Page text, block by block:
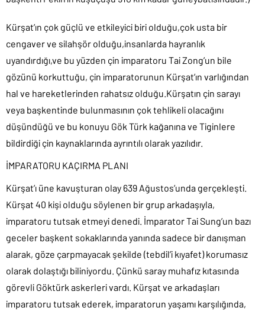
Kürşat’ın çok güçlü ve etkileyici biri olduğu,çok usta bir
cengaver ve silahşör olduğu,insanlarda hayranlık
uyandırdığı,ve bu yüzden çin imparatoru Tai Zong’un bile
gözünü korkuttuğu, çin imparatorunun Kürşat’ın varlığından
hal ve hareketlerinden rahatsız olduğu.Kürşatın çin sarayı
veya başkentinde bulunmasının çok tehlikeli olacağını
düşündüğü ve bu konuyu Gök Türk kağanına ve Tiginlere
bildirdiği çin kaynaklarında ayrıntılı olarak yazılıdır.
İMPARATORU KAÇIRMA PLANI
Kürşat’ı üne kavuşturan olay 639 Ağustos’unda gerçekleşti.
Kürşat 40 kişi olduğu söylenen bir grup arkadaşıyla,
imparatoru tutsak etmeyi denedi. İmparator Tai Sung’un bazı
geceler başkent sokaklarında yanında sadece bir danışman
alarak, göze çarpmayacak şekilde (tebdil’i kıyafet) korumasız
olarak dolaştığı biliniyordu. Çünkü saray muhafız kıtasında
görevli Göktürk askerleri vardı. Kürşat ve arkadaşları
imparatoru tutsak ederek, imparatorun yaşamı karşılığında,